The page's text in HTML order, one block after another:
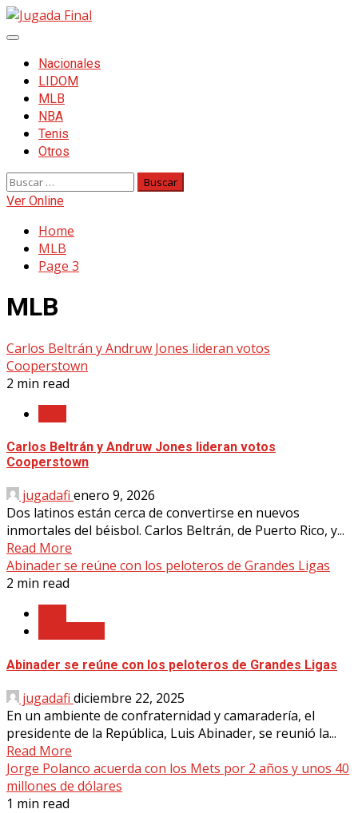
Skip
to
Primary
MenuNacionales
LIDOM
MLB
NBA
Tenis
Otros
Buscar:
Ver Online
Home
MLB
Page 3
MLB
Carlos Beltrán y Andruw Jones lideran votos
Cooperstown
2 min read
Carlos Beltrán y Andruw Jones lideran votos
Cooperstown
jugadafi enero 9, 2026
Dos latinos están cerca de convertirse en nuevos
inmortales del béisbol. Carlos Beltrán, de Puerto Rico, y...
Read More
Abinader se reúne con los peloteros de Grandes Ligas
2 min read
Abinader se reúne con los peloteros de Grandes Ligas
jugadafi diciembre 22, 2025
En un ambiente de confraternidad y camaradería, el
presidente de la República, Luis Abinader, se reunió la...
Read More
Jorge Polanco acuerda con los Mets por 2 años y unos 40
millones de dólares
1 min read